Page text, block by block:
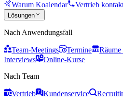
Warum Koalendar Vertrieb
Lösungen
Nach Anwendungsfall
Team-Meetings Termine
Interviews
Online-Kurse
Nach Team
Vertrieb Kundenservice